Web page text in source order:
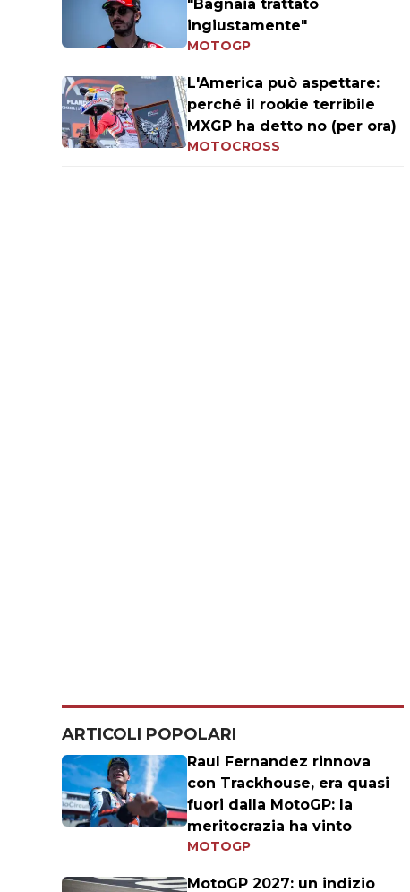
"Bagnaia trattato
ingiustamente"
MOTOGP
L'America può aspettare:
perché il rookie terribile
MXGP ha detto no (per ora)
MOTOCROSS
ARTICOLI POPOLARI
Raul Fernandez rinnova
con Trackhouse, era quasi
fuori dalla MotoGP: la
meritocrazia ha vinto
MOTOGP
MotoGP 2027: un indizio